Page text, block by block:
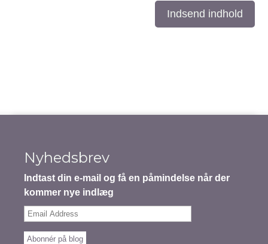
Indsend indhold
Nyhedsbrev
Indtast din e-mail og få en påmindelse når der
kommer nye indlæg
Email
Abonnér på blog